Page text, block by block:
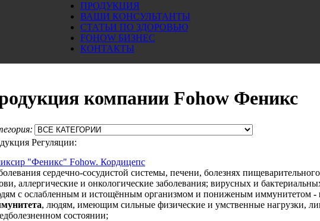
ПРОДУКЦИЯ
ВАШИ КОНСУЛЬТАНТЫ
СТАТЬИ ПО ЗДОРОВЬЮ
FOHOW БИЗНЕС
КОНТАКТЫ
компании Fohow Феникс
Регуляции:
"Феникс" Fohow. Кордицепс
сердечно-сосудистой системы, печени, болезнях
аллергические и онкологические заболевания; вирусных и
с ослабленным и истощённым организмом и пониженым иммунитетом -
, людям, имеющим сильные физические и умственные нагрузки,
состоянии;